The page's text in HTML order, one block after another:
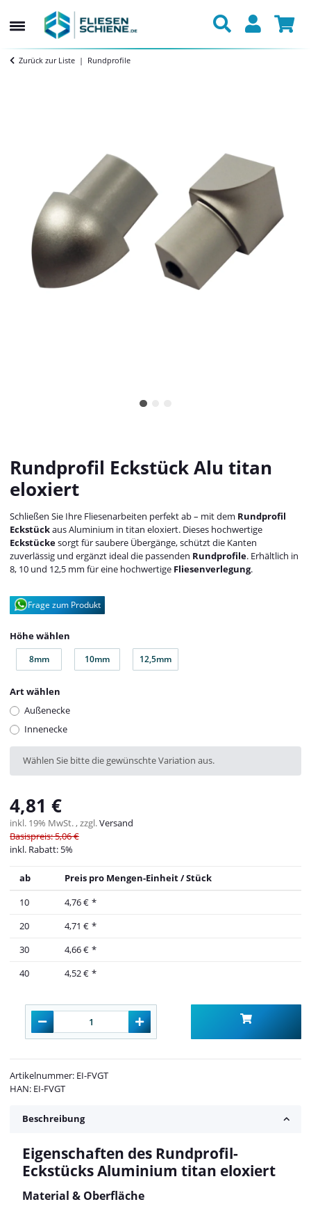
Zurück zur Liste Rundprofile
Rundprofil Eckstück Alu titan
eloxiert
Schließen Sie Ihre Fliesenarbeiten perfekt ab – mit dem Rundprofil
Eckstückaus Aluminium in titan eloxiert. Dieses hochwertige
Eckstückesorgt für saubere Übergänge, schützt die Kanten
zuverlässig und ergänzt ideal die passenden Rundprofile. Erhältlich in
8, 10 und 12,5 mm für eine hochwertige Fliesenverlegung.
Frage zum Produkt
Höhe wählen
8mm
8mm 10mm
10mm 12,5mm
12,5mm
Art wählen
Außenecke
Innenecke
x
Wählen Sie bitte die gewünschte Variation aus.
4,81 €
inkl. 19% MwSt. , zzgl.Versand
Basispreis: 5,06 €
inkl. Rabatt: 5%
ab
Preis pro Mengen-Einheit / Stück
10
4,76 € *
20
4,71 € *
30
4,66 € *
40
4,52 € *
Artikelnummer: EI-FVGT
HAN: EI-FVGT
Beschreibung
Eigenschaften des Rundprofil-
Eckstücks Aluminium titan eloxiert
Material & Oberfläche